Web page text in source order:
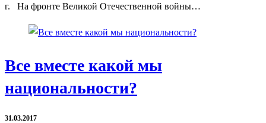
г. На фронте Великой Отечественной войны…
Все вместе какой мы
национальности?
31.03.2017